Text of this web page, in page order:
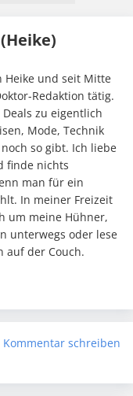
Heike und seit Mitte
Redaktion tätig.
zu eigentlich
Mode, Technik
so gibt. Ich liebe
finde nichts
man für ein
In meiner Freizeit
um meine Hühner,
unterwegs oder lese
auf der Couch.
Kommentar schreiben